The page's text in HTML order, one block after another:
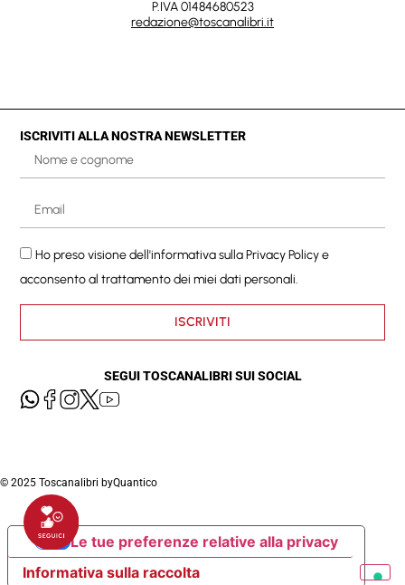
P.IVA 01484680523
redazione@toscanalibri.it
ISCRIVITI ALLA NOSTRA NEWSLETTER
Ho preso visione dell'informativa sullaPrivacy Policye
acconsento al trattamento dei miei dati personali.
ISCRIVITI
SEGUI TOSCANALIBRI SUI SOCIAL
© 2025 Toscanalibri byQuantico
Informativa sulla raccolta
Le tue preferenze relative alla privacy